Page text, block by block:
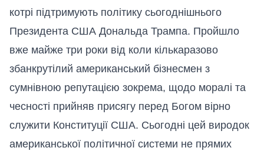
котрі підтримують політику сьогоднішнього
Президента США Дональда Трампа. Пройшло
вже майже три роки від коли кількаразово
збанкрутілий американський бізнесмен з
сумнівною репутацією зокрема, щодо моралі та
чесності прийняв присягу перед Богом вірно
служити Конституції США. Сьогодні цей виродок
американської політичної системи не прямих